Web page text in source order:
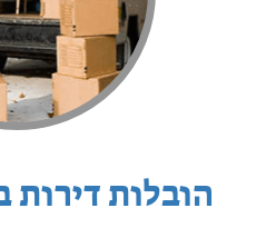
הובלות דירות